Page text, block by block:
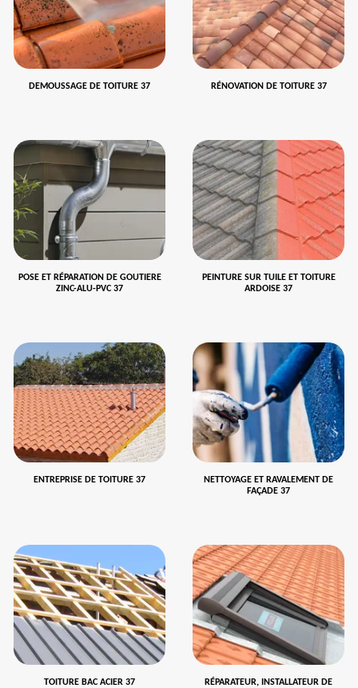
DEMOUSSAGE DE TOITURE 37 RÉNOVATION DE TOITURE 37
POSE ET RÉPARATION DE GOUTIERE
ZINC-ALU-PVC 37
PEINTURE SUR TUILE ET TOITURE
ARDOISE 37
ENTREPRISE DE TOITURE 37
NETTOYAGE ET RAVALEMENT DE
FAÇADE 37
TOITURE BAC ACIER 37
RÉPARATEUR, INSTALLATEUR DE